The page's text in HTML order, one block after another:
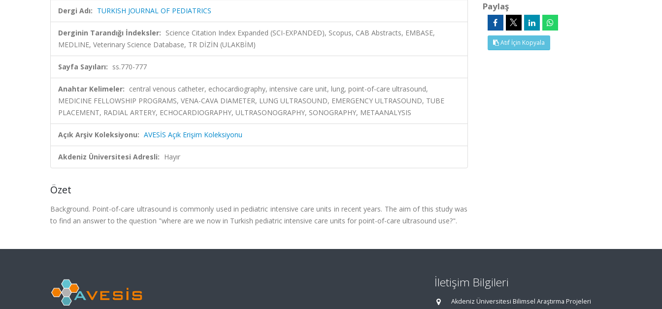
Dergi Adı: TURKISH JOURNAL OF PEDIATRICS
Derginin Tarandığı İndeksler: Science Citation Index Expanded (SCI-EXPANDED), Scopus, CAB Abstracts, EMBASE,
MEDLINE, Veterinary Science Database, TR DİZİN (ULAKBİM)
Sayfa Sayıları: ss.770-777
Anahtar Kelimeler: central venous catheter, echocardiography, intensive care unit, lung, point-of-care ultrasound,
MEDICINE FELLOWSHIP PROGRAMS, VENA-CAVA DIAMETER, LUNG ULTRASOUND, EMERGENCY ULTRASOUND, TUBE
PLACEMENT, RADIAL ARTERY, ECHOCARDIOGRAPHY, ULTRASONOGRAPHY, SONOGRAPHY, METAANALYSIS
Açık Arşiv Koleksiyonu: AVESİS Açık Erişim Koleksiyonu
Akdeniz Üniversitesi Adresli: Hayır
Özet
Background. Point-of-care ultrasound is commonly used in pediatric intensive care units in recent years. The aim of this study was
to find an answer to the question "where are we now in Turkish pediatric intensive care units for point-of-care ultrasound use?".
Paylaş
Atıf İçin Kopyala
İletişim Bilgileri
Akdeniz Üniversitesi Bilimsel Araştırma Projeleri